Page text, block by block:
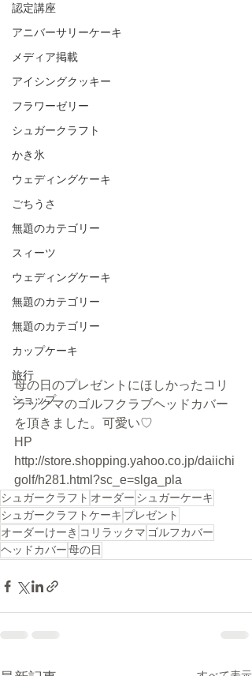
認定講座
アニバーサリーケーキ
メディア掲載
アイシングクッキー
フラワーゼリー
シュガークラフト
かき氷
ウェディングケーキ
ごちうさ
無題のカテゴリー
スィーツ
ウェディングケーキ
無題のカテゴリー
無題のカテゴリー
カップケーキ
旅行
ショップ
母の日のプレゼントにほしかったコリ
ラックマのゴルフクラブヘッドカバー
を頂きました。可愛い♡
HP
http://store.shopping.yahoo.co.jp/daiichi
golf/h281.html?sc_e=slga_pla
シュガークラフト オーダー シュガーケーキ
シュガークラフトケーキ プレゼント
オーダーけーき コリラックマ ゴルフカバー
ヘッドカバー母の日